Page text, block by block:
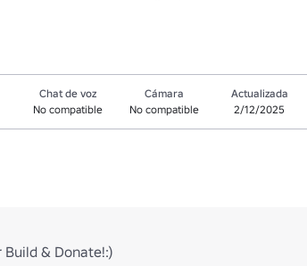
Chat de voz
No compatible
Cámara
No compatible
Actualizada
2/12/2025
Build & Donate!:)